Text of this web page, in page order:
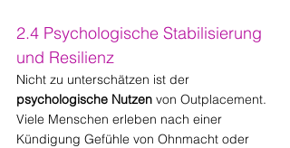
2.4 Psychologische Stabilisierung
und Resilienz
Nicht zu unterschätzen ist der
psychologische Nutzen von Outplacement.
Viele Menschen erleben nach einer
Kündigung Gefühle von Ohnmacht oder